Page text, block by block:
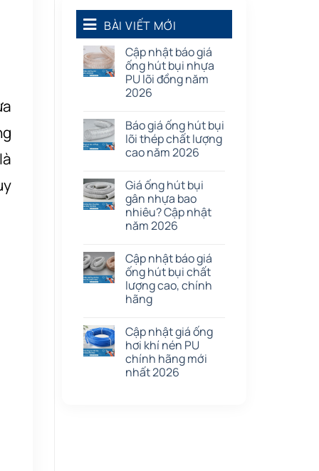
Phụ kiện nối
Quạt dân dụng (91)
Tấm cao su
BÀI VIẾT MỚI
Cập nhật báo giá
ống hút bụi nhựa
PU lõi đồng năm
2026
Báo giá ống hút bụi
lõi thép chất lượng
cao năm 2026
Giá ống hút bụi
gân nhựa bao
nhiêu? Cập nhật
năm 2026
Cập nhật báo giá
ống hút bụi chất
lượng cao, chính
hãng
Cập nhật giá ống
hơi khí nén PU
chính hãng mới
nhất 2026